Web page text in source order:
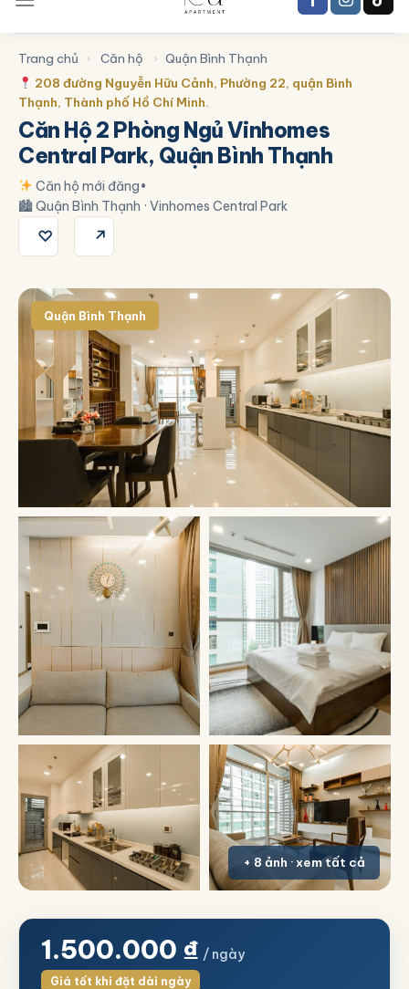
Trang chủ › Căn hộ › Quận Bình Thạnh
208 đường Nguyễn Hữu Cảnh, Phường 22, quận Bình
Thạnh, Thành phố Hồ Chí Minh.
Căn Hộ 2 Phòng Ngủ Vinhomes
Central Park, Quận Bình Thạnh
Căn hộ mới đăng•
🏙 Quận Bình Thạnh · Vinhomes Central Park
♡ ↗
Quận Bình Thạnh
+ 8 ảnh · xem tất cả
1.500.000 ₫ / ngày
Giá tốt khi đặt dài ngày